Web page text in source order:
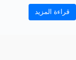
قراءة المزيد